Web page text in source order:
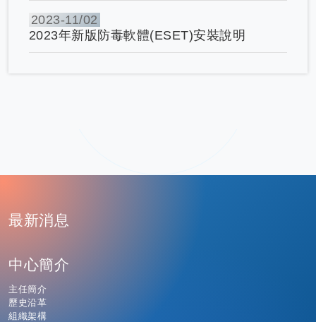
2023-11/02
2023年新版防毒軟體(ESET)安裝說明
最新消息
中心簡介
主任簡介
歷史沿革
組織架構